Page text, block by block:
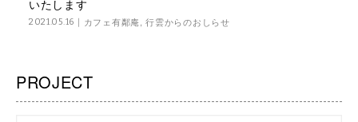
いたします
2021.05.16 カフェ有鄰庵,行雲からのおしらせ
PROJECT